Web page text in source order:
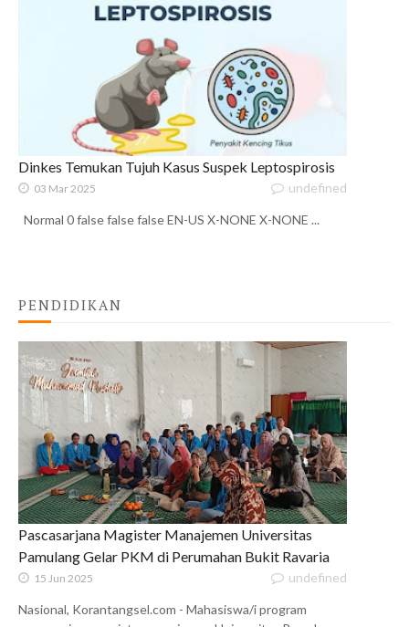
Dinkes Temukan Tujuh Kasus Suspek Leptospirosis
03 Mar 2025 undefined
Normal 0 false false false EN-US X-NONE X-NONE ...
PENDIDIKAN
Pascasarjana Magister Manajemen Universitas
Pamulang Gelar PKM di Perumahan Bukit Ravaria
15 Jun 2025 undefined
Nasional, Korantangsel.com - Mahasiswa/i program